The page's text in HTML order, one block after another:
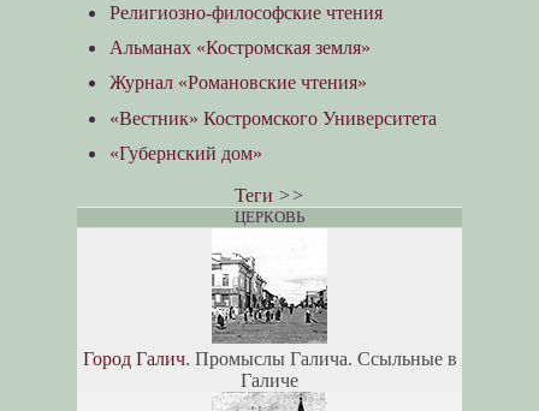
Религиозно-философские чтения
Альманах «Костромская земля»
Журнал «Романовские чтения»
«Вестник» Костромского Университета
«Губернский дом»
Теги >>
ЦЕРКОВЬ
Город Галич. Промыслы Галича. Ссыльные в
Галиче